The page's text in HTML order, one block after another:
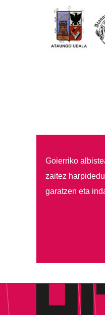
Goierriko
zaitez
garatzen eta